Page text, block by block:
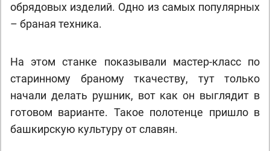
обрядовых изделий. Одно из самых популярных
– браная техника.
На этом станке показывали мастер-класс по
старинному браному ткачеству, тут только
начали делать рушник, вот как он выглядит в
готовом варианте. Такое полотенце пришло в
башкирскую культуру от славян.